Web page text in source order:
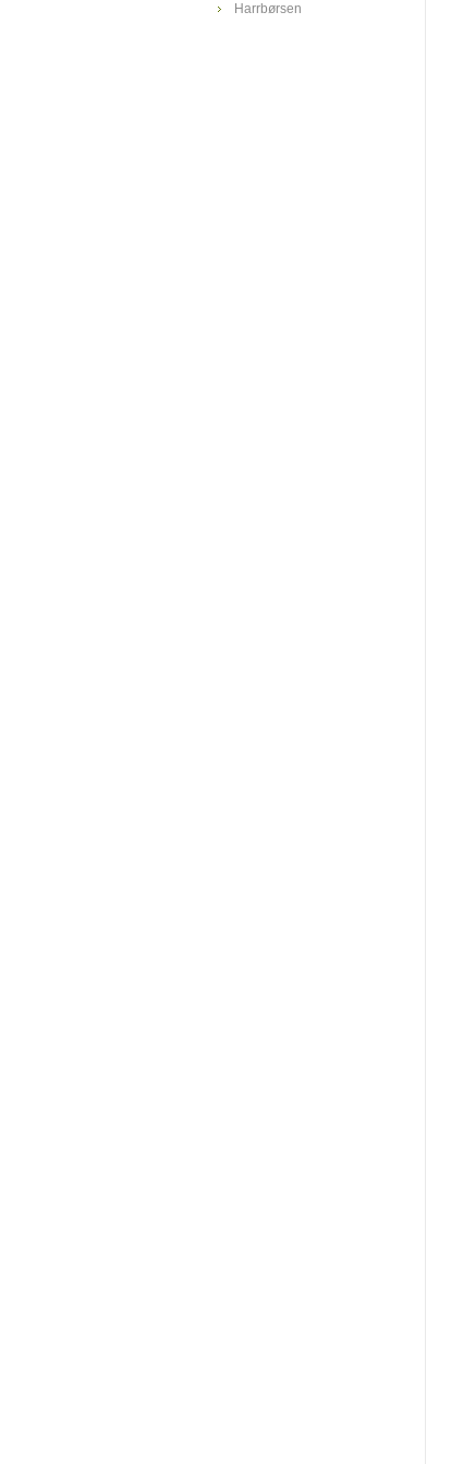
Harrbørsen